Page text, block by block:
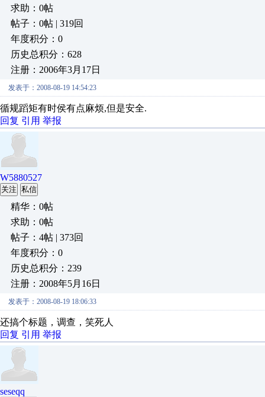
求助：0帖
帖子：0帖 | 319回
年度积分：0
历史总积分：628
注册：2006年3月17日
发表于：2008-08-19 14:54:23
循规蹈矩有时侯有点麻烦,但是安全.
回复 引用 举报
W5880527
关注 私信
精华：0帖
求助：0帖
帖子：4帖 | 373回
年度积分：0
历史总积分：239
注册：2008年5月16日
发表于：2008-08-19 18:06:33
还搞个标题，调查，笑死人
回复 引用 举报
seseqq